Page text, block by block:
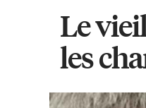
Le
les